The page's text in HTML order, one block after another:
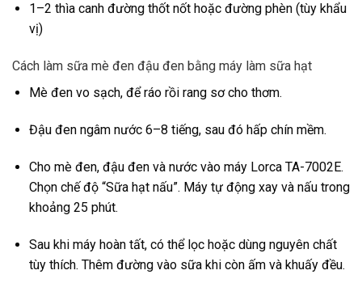
1–2 thìa canh đường thốt nốt hoặc đường phèn (tùy khẩu
vị)
Cách làm sữa mè đen đậu đen bằng máy làm sữa hạt
Mè đen vo sạch, để ráo rồi rang sơ cho thơm.
Đậu đen ngâm nước 6–8 tiếng, sau đó hấp chín mềm.
Cho mè đen, đậu đen và nước vào máy Lorca TA-7002E.
Chọn chế độ “Sữa hạt nấu”. Máy tự động xay và nấu trong
khoảng 25 phút.
Sau khi máy hoàn tất, có thể lọc hoặc dùng nguyên chất
tùy thích. Thêm đường vào sữa khi còn ấm và khuấy đều.